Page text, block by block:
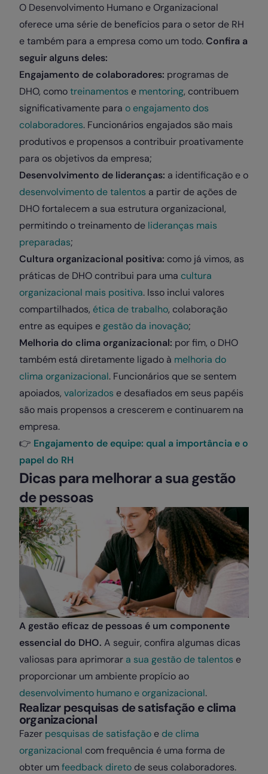
O Desenvolvimento Humano e Organizacional
oferece uma série de benefícios para o setor de RH
e também para a empresa como um todo.Confira a
seguir alguns deles:
Engajamento de colaboradores: programas de
DHO, comotreinamentos e mentoring, contribuem
significativamente para o engajamento dos
colaboradores. Funcionários engajados são mais
produtivos e propensos a contribuir proativamente
para os objetivos da empresa;
Desenvolvimento de lideranças: a identificação e o
desenvolvimento de talentos a partir de ações de
DHO fortalecem a sua estrutura organizacional,
permitindo o treinamento de lideranças mais
preparadas;
Cultura organizacional positiva: como já vimos, as
práticas de DHO contribui para uma cultura
organizacional mais positiva. Isso inclui valores
compartilhados, ética de trabalho, colaboração
entre as equipes e gestão da inovação;
Melhoria do clima organizacional: por fim, o DHO
também está diretamente ligado à melhoria do
clima organizacional. Funcionários que se sentem
apoiados, valorizados e desafiados em seus papéis
são mais propensos a crescerem e continuarem na
empresa.
👉 Engajamento de equipe: qual a importância e o
papel do RH
Dicas para melhorar a sua gestão
de pessoas
A gestão eficaz de pessoas é um componente
essencial do DHO. A seguir, confira algumas dicas
valiosas para aprimorar a sua gestão de talentos e
proporcionar um ambiente propício ao
desenvolvimento humano e organizacional.
Realizar pesquisas de satisfação e clima
organizacional
Fazer pesquisas de satisfação e de clima
organizacional com frequência é uma forma de
obter umfeedback direto de seus colaboradores.